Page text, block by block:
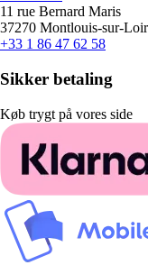
11 rue Bernard Maris
37270 Montlouis-sur-
+33 1 86 47 62 58
Sikker betaling
Køb trygt på vores side